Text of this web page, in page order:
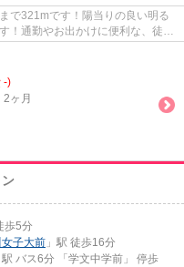
で321mです！陽当りの良い明る
！通勤やお出かけに便利な、徒歩
-)
ヶ月
歩5分
子大前 」駅 徒歩16分
駅 バス6分 「学文中学前」 停歩